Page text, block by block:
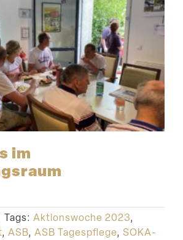
im
Tags: Aktionswoche 2023,
, ASB, ASB Tagespflege, SOKA-